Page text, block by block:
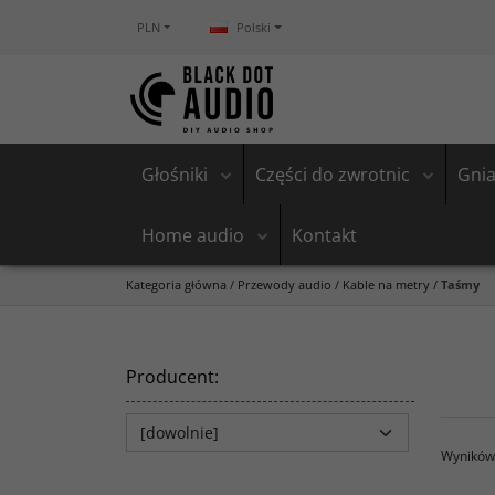
PLN Polski
Głośniki Części do zwrotnic
Home audio Kontakt
Kategoria główna / Przewody audio / Kable na metry / Taśmy
Producent: